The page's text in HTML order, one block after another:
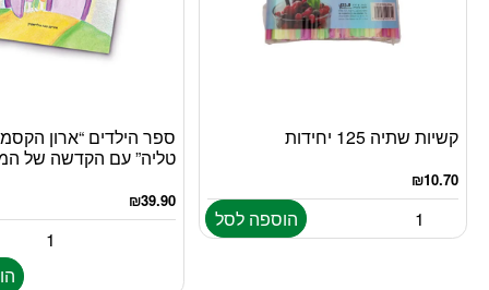
קשיות שתיה 125 יחידות
₪10.70
הוספה לסל
ספר הילדים “ארון
טליה” עם הקדשה של
₪39.90